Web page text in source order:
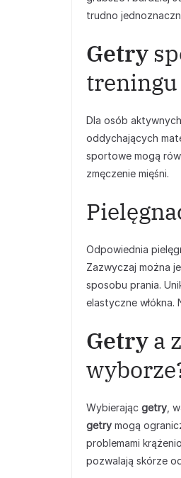
trudno
Getry
treningu
Dla osób
oddychających
sportowe mogą
zmęczenie mięśni.
Odpowiednia
Zazwyczaj można
sposobu prania.
elastyczne włókna.
Getrya
Wybierając getry ,
getry mogą
problemami
pozwalają skórze